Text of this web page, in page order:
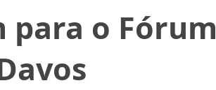
para o Fórum